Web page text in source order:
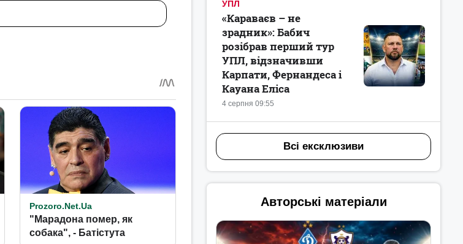
УПЛ
4 серпня 09:55
«Караваєв – не
зрадник»: Бабич
розібрав перший тур
УПЛ, відзначивши
Карпати, Фернандеса і
Кауана Еліса
Всі ексклюзиви
Авторські матеріали